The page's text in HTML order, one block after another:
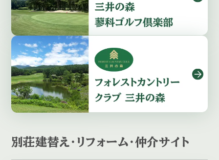
別荘建替え・リフォーム・仲介サイト